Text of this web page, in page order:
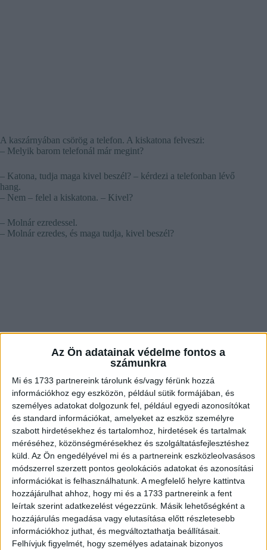
Az Ön adatainak védelme fontos a
számunkra
Mi és 1733 partnereink tárolunk és/vagy férünk hozzá
információkhoz egy eszközön, például sütik formájában, és
személyes adatokat dolgozunk fel, például egyedi azonosítókat
és standard információkat, amelyeket az eszköz személyre
szabott hirdetésekhez és tartalomhoz, hirdetések és tartalmak
méréséhez, közönségmérésekhez és szolgáltatásfejlesztéshez
küld. Az Ön engedélyével mi és a partnereink eszközleolvasásos
módszerrel szerzett pontos geolokációs adatokat és azonosítási
információkat is felhasználhatunk. A megfelelő helyre kattintva
hozzájárulhat ahhoz, hogy mi és a 1733 partnereink a fent
leírtak szerint adatkezelést végezzünk. Másik lehetőségként a
hozzájárulás megadása vagy elutasítása előtt részletesebb
információkhoz juthat, és megváltoztathatja beállításait.
Felhívjuk figyelmét, hogy személyes adatainak bizonyos
A kaszárnyában csörög a telefon. A kiskatona felveszi:
– Melyik barom telefonál már megint?
– Katona, tudja maga kivel beszél? – kérdezi a telefonban lévő
hang.
– Nem – felel a kiskatona. – Kivel?
– Molnár ezredessel.
– Molnár ezredes, és maga tudja, kivel beszél?
– Nem.
– Húúh, akkor mázlim van – válaszolja és lecsapja a kagylót.